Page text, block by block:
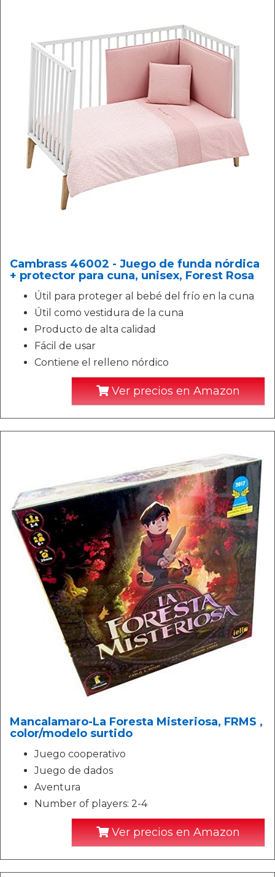
Cambrass 46002 - Juego de funda nórdica
+ protector para cuna, unisex, Forest Rosa
Útil para proteger al bebé del frío en la cuna
Útil como vestidura de la cuna
Producto de alta calidad
Fácil de usar
Contiene el relleno nórdico
Ver precios en Amazon
Mancalamaro-La Foresta Misteriosa, FRMS ,
color/modelo surtido
Juego cooperativo
Juego de dados
Aventura
Number of players: 2-4
Ver precios en Amazon